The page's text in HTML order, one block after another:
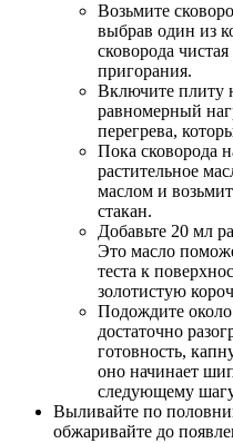
Возьмите
выбрав один из
сковорода
пригорания.
Включите плиту
равномерный
перегрева,
Пока сковорода
растительное
маслом и
стакан.
Добавьте 20 мл
Это масло
теста к
золотистую
Подождите
достаточно
готовность,
оно начинает
следующему
Выливайте по
обжаривайте до